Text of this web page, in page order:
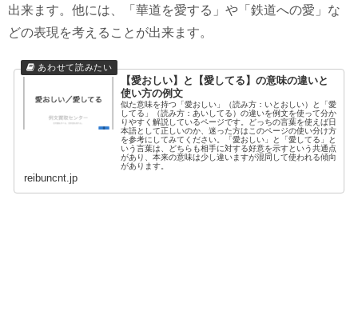
出来ます。他には、「華道を愛する」や「鉄道への愛」な
どの表現を考えることが出来ます。
【愛おしい】と【愛してる】の意味の違いと
使い方の例文
似た意味を持つ「愛おしい」（読み方：いとおしい）と「愛
してる」（読み方：あいしてる）の違いを例文を使って分か
りやすく解説しているページです。どっちの言葉を使えば日
本語として正しいのか、迷った方はこのページの使い分け方
を参考にしてみてください。「愛おしい」と「愛してる」と
いう言葉は、どちらも相手に対する好意を示すという共通点
があり、本来の意味は少し違いますが混同して使われる傾向
があります。
reibuncnt.jp